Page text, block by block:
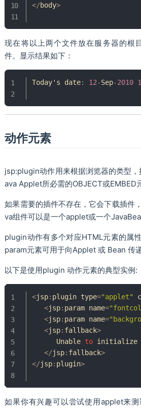
</body>
现在将以上两个文件放在服务器的根
件。显示结果如下：
Today's date: 12-Sep-2010
动作元素
jsp:plugin动作用来根据浏览器的类型
ava Applet所必需的OBJECT或EMBED
如果需要的插件不存在，它会下载插件
va组件可以是一个applet或一个
plugin动作有多个对应HTML元素的属
param元素可用于向Applet 或 Bean 传递
以下是使用plugin 动作元素的典型实例:
<jsp: plugin type="applet"
<jsp: param name=
<jsp: param name=
<jsp: fallback>
Unable to initialize
</jsp: fallback>
</jsp: plugin>
如果你有兴趣可以尝试使用applet来